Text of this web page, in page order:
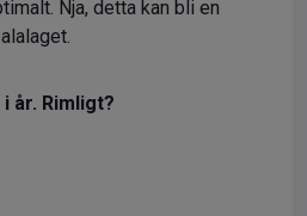
Nja, detta kan bli en
år. Rimligt?